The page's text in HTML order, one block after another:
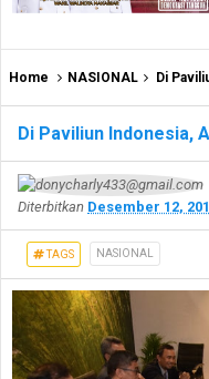
Home NASIONAL Di
Di Paviliun Indonesia,
Diterbitkan Desember 12,
TAGS NASIONAL